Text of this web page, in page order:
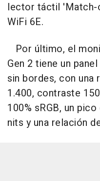
lector táctil 'Match-
WiFi 6E.
Por último, el
Gen 2 tiene un
sin bordes, con una
1.400, contraste
100% sRGB, un
nits y una relación